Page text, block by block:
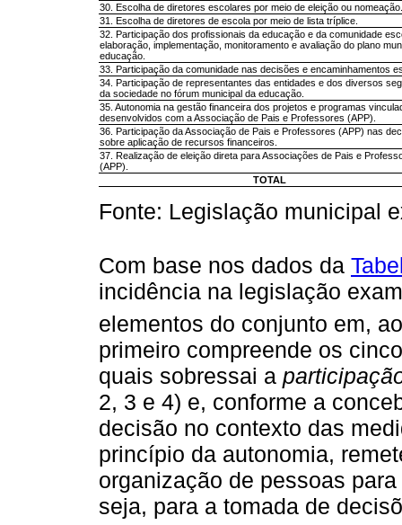
30. Escolha de diretores escolares por meio de eleição ou nomeação.
31. Escolha de diretores de escola por meio de lista tríplice.
32. Participação dos profissionais da educação e da comunidade
elaboração, implementação, monitoramento e avaliação do plano
educação.
33. Participação da comunidade nas decisões e encaminhamentos
34. Participação de representantes das entidades e dos diversos
da sociedade no fórum municipal da educação.
35. Autonomia na gestão financeira dos projetos e programas
desenvolvidos com a Associação de Pais e Professores (APP).
36. Participação da Associação de Pais e Professores (APP) nas
sobre aplicação de recursos financeiros.
37. Realização de eleição direta para Associações de Pais e
(APP).
TOTAL
Fonte: Legislação municipal
Com base nos dados da
incidência na legislação
elementos do conjunto em,
primeiro compreende os
quais sobressai a
2, 3 e 4) e, conforme a
decisão no contexto das
princípio da autonomia,
organização de pessoas
seja, para a tomada de